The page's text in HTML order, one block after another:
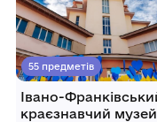
55 предметів
Івано-
краєзнавчий музей